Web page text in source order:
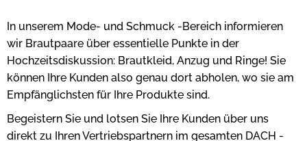
In unserem Mode- und Schmuck -Bereich informieren
wir Brautpaare über essentielle Punkte in der
Hochzeitsdiskussion: Brautkleid, Anzug und Ringe! Sie
können Ihre Kunden also genau dort abholen, wo sie am
Empfänglichsten für Ihre Produkte sind.
Begeistern Sie und lotsen Sie Ihre Kunden über uns
direkt zu Ihren Vertriebspartnern im gesamten DACH -